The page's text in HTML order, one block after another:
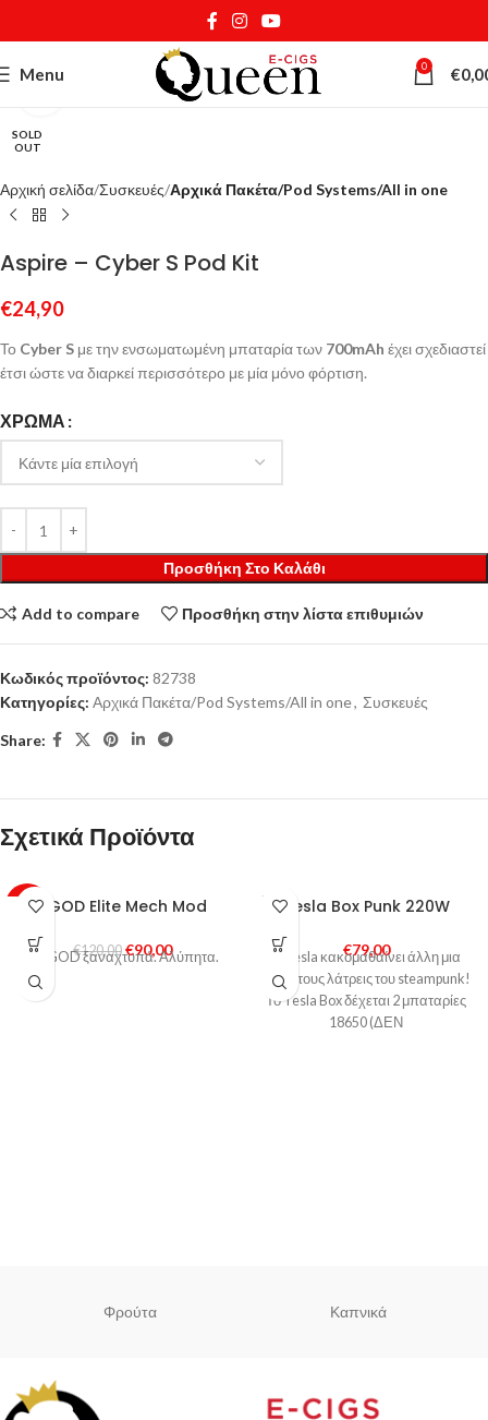
Menu 0 €
SOLD
OUT
Κάντε κλικ για μεγέθυνση
Αρχική σελίδα Συσκευές Αρχικά Πακέτα/Pod Systems/All in one
Aspire – Cyber S Pod Kit
€24,90
Το Cyber S με την ενσωματωμένη μπαταρία των 700mAh έχει σχεδιαστεί
έτσι ώστε να διαρκεί περισσότερο με μία μόνο φόρτιση.
ΧΡΏΜΑ
Προσθήκη Στο Καλάθι
Add to compare Προσθήκη στην λίστα επιθυμιών
Κωδικός προϊόντος: 82738
Κατηγορίες: Αρχικά Πακέτα/Pod Systems/All in one, Συσκευές
Share:
Σχετικά Προϊόντα
-25%
HOT
VGOD Elite Mech Mod
€120,00 €90,00
Η VGOD ξαναχτυπά. Αλύπητα.
SOLD
OUTTesla Box Punk 220W
€79,00
Η Tesla κακομαθαίνει άλλη μια
φορά τους λάτρεις του steampunk!
Το Tesla Box δέχεται 2 μπαταρίες
18650 (ΔΕΝ
Φρούτα Καπνικά